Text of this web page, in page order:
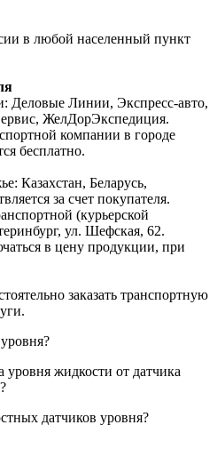
в любой населенный пункт
Деловые Линии, Экспресс-авто,
ЖелДорЭкспедиция.
компании в городе
бесплатно.
Казахстан, Беларусь,
за счет покупателя.
(курьерской
ул. Шефская, 62.
в цену продукции, при
заказать транспортную
уровня жидкости от датчика
датчиков уровня?